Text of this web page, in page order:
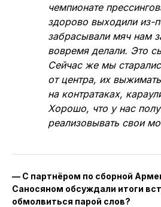
чемпионате
здорово выходили из-
забрасывали мяч нам
вовремя делали. Это
Сейчас же мы
от центра, их
на контратаках,
Хорошо, что у нас
реализовывать свои
— С партнёром по сборной
Саносяном обсуждали итоги
обмолвиться парой слов?